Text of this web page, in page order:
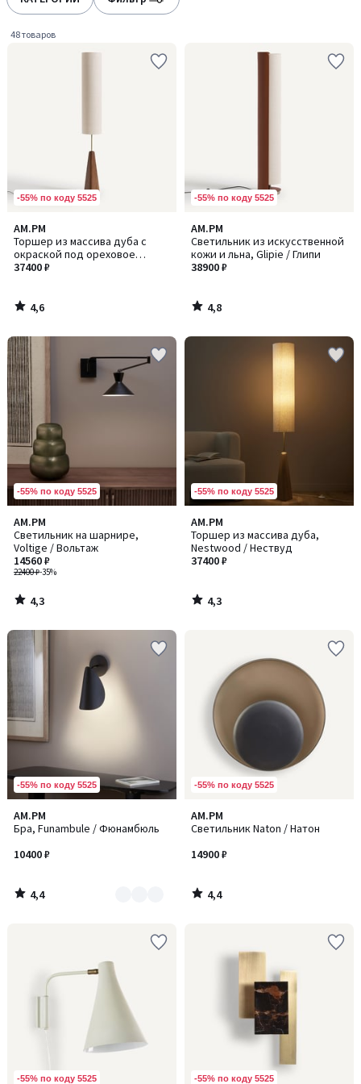
48 товаров
-55% по коду 5525
AM.PM
Торшер из массива дуба с
окраской под ореховое
дерево, Nestwood / Нествуд
37400 ₽
4,6
/ 5
4,6
/
-55% по коду 5525
AM.PM
Светильник из искусственной
кожи и льна, Glipie / Глипи
38900 ₽
4,8
/ 5
4,8
/
-55% по коду 5525
AM.PM
Светильник на шарнире,
Voltige / Вольтаж
22400 ₽-35%
14560 ₽
4,3
/ 5
4,3
/
-55% по коду 5525
AM.PM
Торшер из массива дуба,
Nestwood / Нествуд
37400 ₽
4,3
/ 5
4,3
/
-55% по коду 5525
AM.PM
Бра, Funambule / Фюнамбюль
10400 ₽
4,4
/ 5
Количество
цветов:
2
4,4
/
-55% по коду 5525
AM.PM
Светильник Naton / Натон
14900 ₽
4,4
/ 5
4,4
/
-55% по коду 5525 -55% по коду 5525